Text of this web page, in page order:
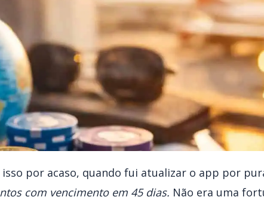
por acaso, quando fui atualizar o app por
com vencimento em 45 dias. Não era uma